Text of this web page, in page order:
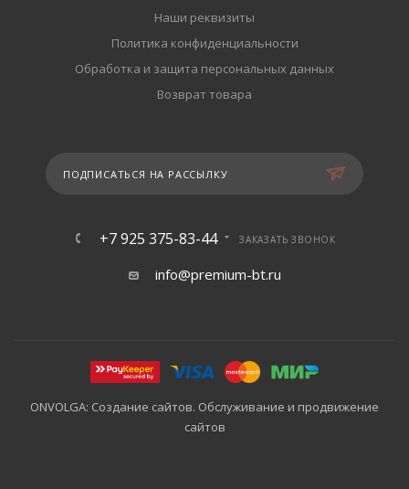
Наши реквизиты
Политика конфиденциальности
Обработка и защита персональных данных
Возврат товара
ПОДПИСАТЬСЯ НА РАССЫЛКУ
+7 925 375-83-44 ЗАКАЗАТЬ ЗВОНОК
info@premium-bt.ru
ONVOLGA: Создание сайтов. Обслуживание и продвижение
сайтов